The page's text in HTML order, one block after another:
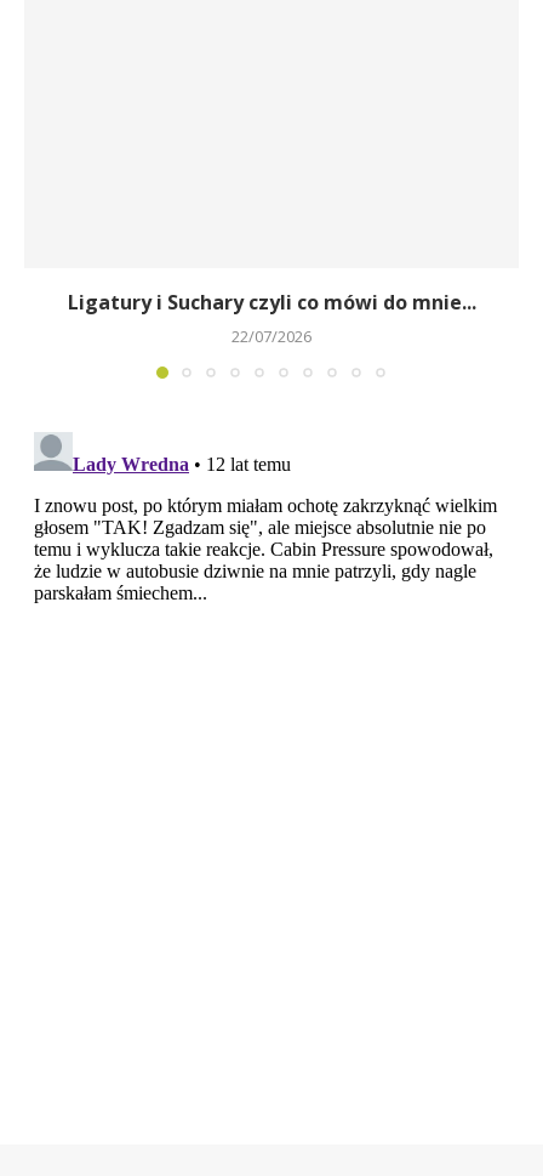
Ligatury i Suchary czyli co mówi do mnie...
22/07/2026